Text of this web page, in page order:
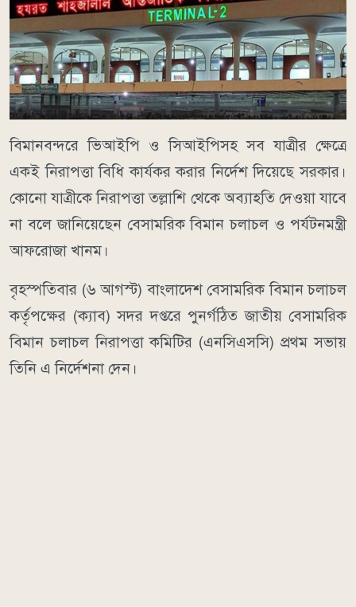
বিমানবন্দরে ভিআইপি ও সিআইপিসহ সব যাত্রীর ক্ষেত্রে
একই নিরাপত্তা বিধি কার্যকর করার নির্দেশ দিয়েছে সরকার।
কোনো যাত্রীকে নিরাপত্তা তল্লাশি থেকে অব্যাহতি দেওয়া যাবে
না বলে জানিয়েছেন বেসামরিক বিমান চলাচল ও পর্যটনমন্ত্রী
আফরোজা খানম।
বৃহস্পতিবার (৬ আগস্ট) বাংলাদেশ বেসামরিক বিমান চলাচল
কর্তৃপক্ষের (ক্যাব) সদর দপ্তরে পুনর্গঠিত জাতীয় বেসামরিক
বিমান চলাচল নিরাপত্তা কমিটির (এনসিএসসি) প্রথম সভায়
তিনি এ নির্দেশনা দেন।